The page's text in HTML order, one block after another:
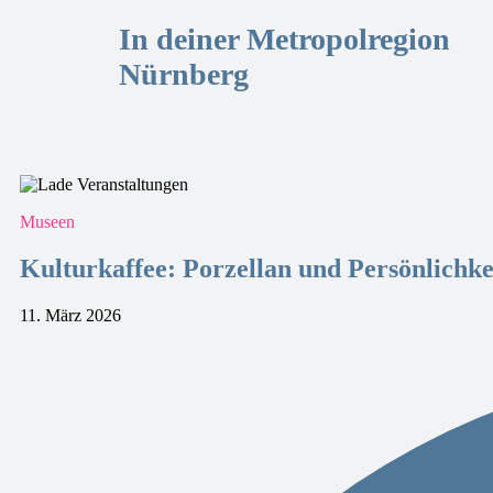
In deiner Metropolregion
Nürnberg
Museen
Kulturkaffee: Porzellan und
11. März 2026